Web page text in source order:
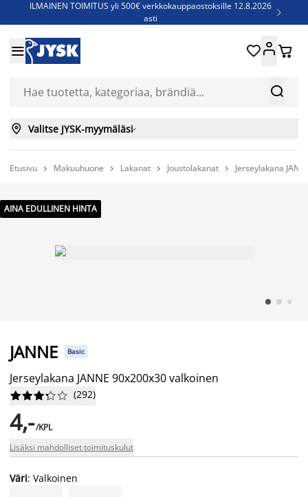
ILMAINEN TOIMITUS yli 500€ verkkokauppaostoksille 12.8.2026
asti

Jenkkisänkyjä - Säästä jopa 60%


 
 Valitse JYSK-myymäläsi
Etusivu  Makuuhuone  Lakanat  Joustolakanat  Jerseylakana
AINA EDULLINEN HINTA
JANNE Basic
Jerseylakana JANNE 90x200x30 valkoinen





 (292)
4,-/KPL
Lisäksi mahdolliset toimituskulut
Väri: Valkoinen